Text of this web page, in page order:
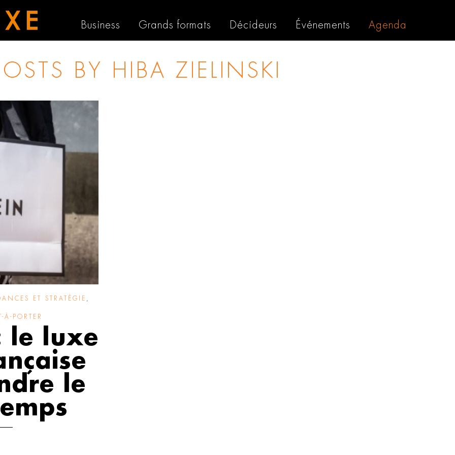
Business Grands formats Décideurs Événements Agenda
BY HIBA ZIELINSKI
ET STRATÉGIE
PORTER
le luxe
le